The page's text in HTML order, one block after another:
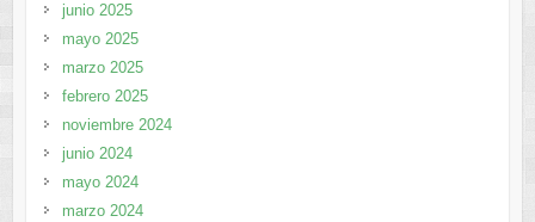
junio 2025
mayo 2025
marzo 2025
febrero 2025
noviembre 2024
junio 2024
mayo 2024
marzo 2024